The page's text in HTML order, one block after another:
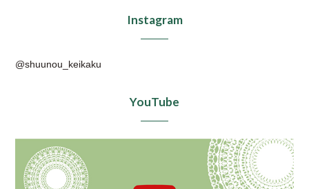
Instagram
@shuunou_keikaku
YouTube